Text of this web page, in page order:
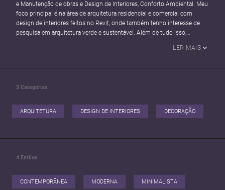
e Manutenção de obras e Design de Interiores, Conforto Ambiental. Meu
foco principal é na área de arquitetura residencial e comercial com
design de interiores feitos no Revit, onde também tenho interesse de
pesquisa em arquitetura verde e sustentável. Além de tudo isso,
LER MAIS
3 Categorias
ARQUITETURA DESIGN DE INTERIORES DECORAÇÃO
4 Estilos
CONTEMPORÂNEA MODERNA MINIMALISTA